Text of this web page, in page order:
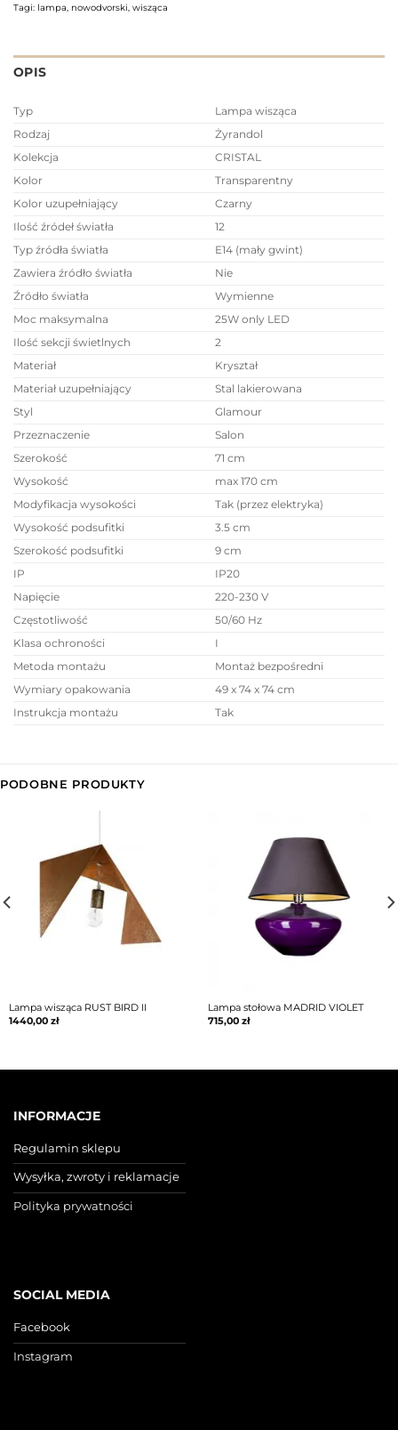
Tagi: lampa, nowodvorski, wisząca
OPIS
Typ
Lampa wisząca
Rodzaj
Żyrandol
Kolekcja
CRISTAL
Kolor
Transparentny
Kolor uzupełniający
Czarny
Ilość źródeł światła
12
Typ źródła światła
E14 (mały gwint)
Zawiera źródło światła
Nie
Źródło światła
Wymienne
Moc maksymalna
25W only LED
Ilość sekcji świetlnych
2
Materiał
Kryształ
Materiał uzupełniający
Stal lakierowana
Styl
Glamour
Przeznaczenie
Salon
Szerokość
71 cm
Wysokość
max 170 cm
Modyfikacja wysokości
Tak (przez elektryka)
Wysokość podsufitki
3.5 cm
Szerokość podsufitki
9 cm
IP
IP20
Napięcie
220-230 V
Częstotliwość
50/60 Hz
Klasa ochroności
I
Metoda montażu
Montaż bezpośredni
Wymiary opakowania
49 x 74 x 74 cm
Instrukcja montażu
Tak
PODOBNE PRODUKTY
Lampa wisząca RUST BIRD II
1440,00 zł
Lampa stołowa MADRID VIOLET
715,00 zł
INFORMACJE
Regulamin sklepu
Wysyłka, zwroty i reklamacje
Polityka prywatności
SOCIAL MEDIA
Facebook
Instagram